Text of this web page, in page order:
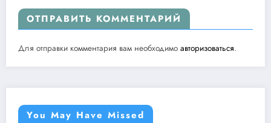
ОТПРАВИТЬ КОММЕНТАРИЙ
Для отправки комментария вам необходимо авторизоваться.
You May Have Missed